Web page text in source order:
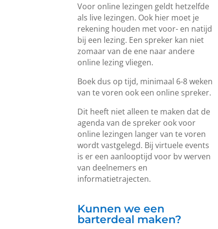
Voor online lezingen geldt hetzelfde
als live lezingen. Ook hier moet je
rekening houden met voor- en natijd
bij een lezing. Een spreker kan niet
zomaar van de ene naar andere
online lezing vliegen.
Boek dus op tijd, minimaal 6-8 weken
van te voren ook een online spreker.
Dit heeft niet alleen te maken dat de
agenda van de spreker ook voor
online lezingen langer van te voren
wordt vastgelegd. Bij virtuele events
is er een aanlooptijd voor bv werven
van deelnemers en
informatietrajecten.
Kunnen we een
barterdeal maken?